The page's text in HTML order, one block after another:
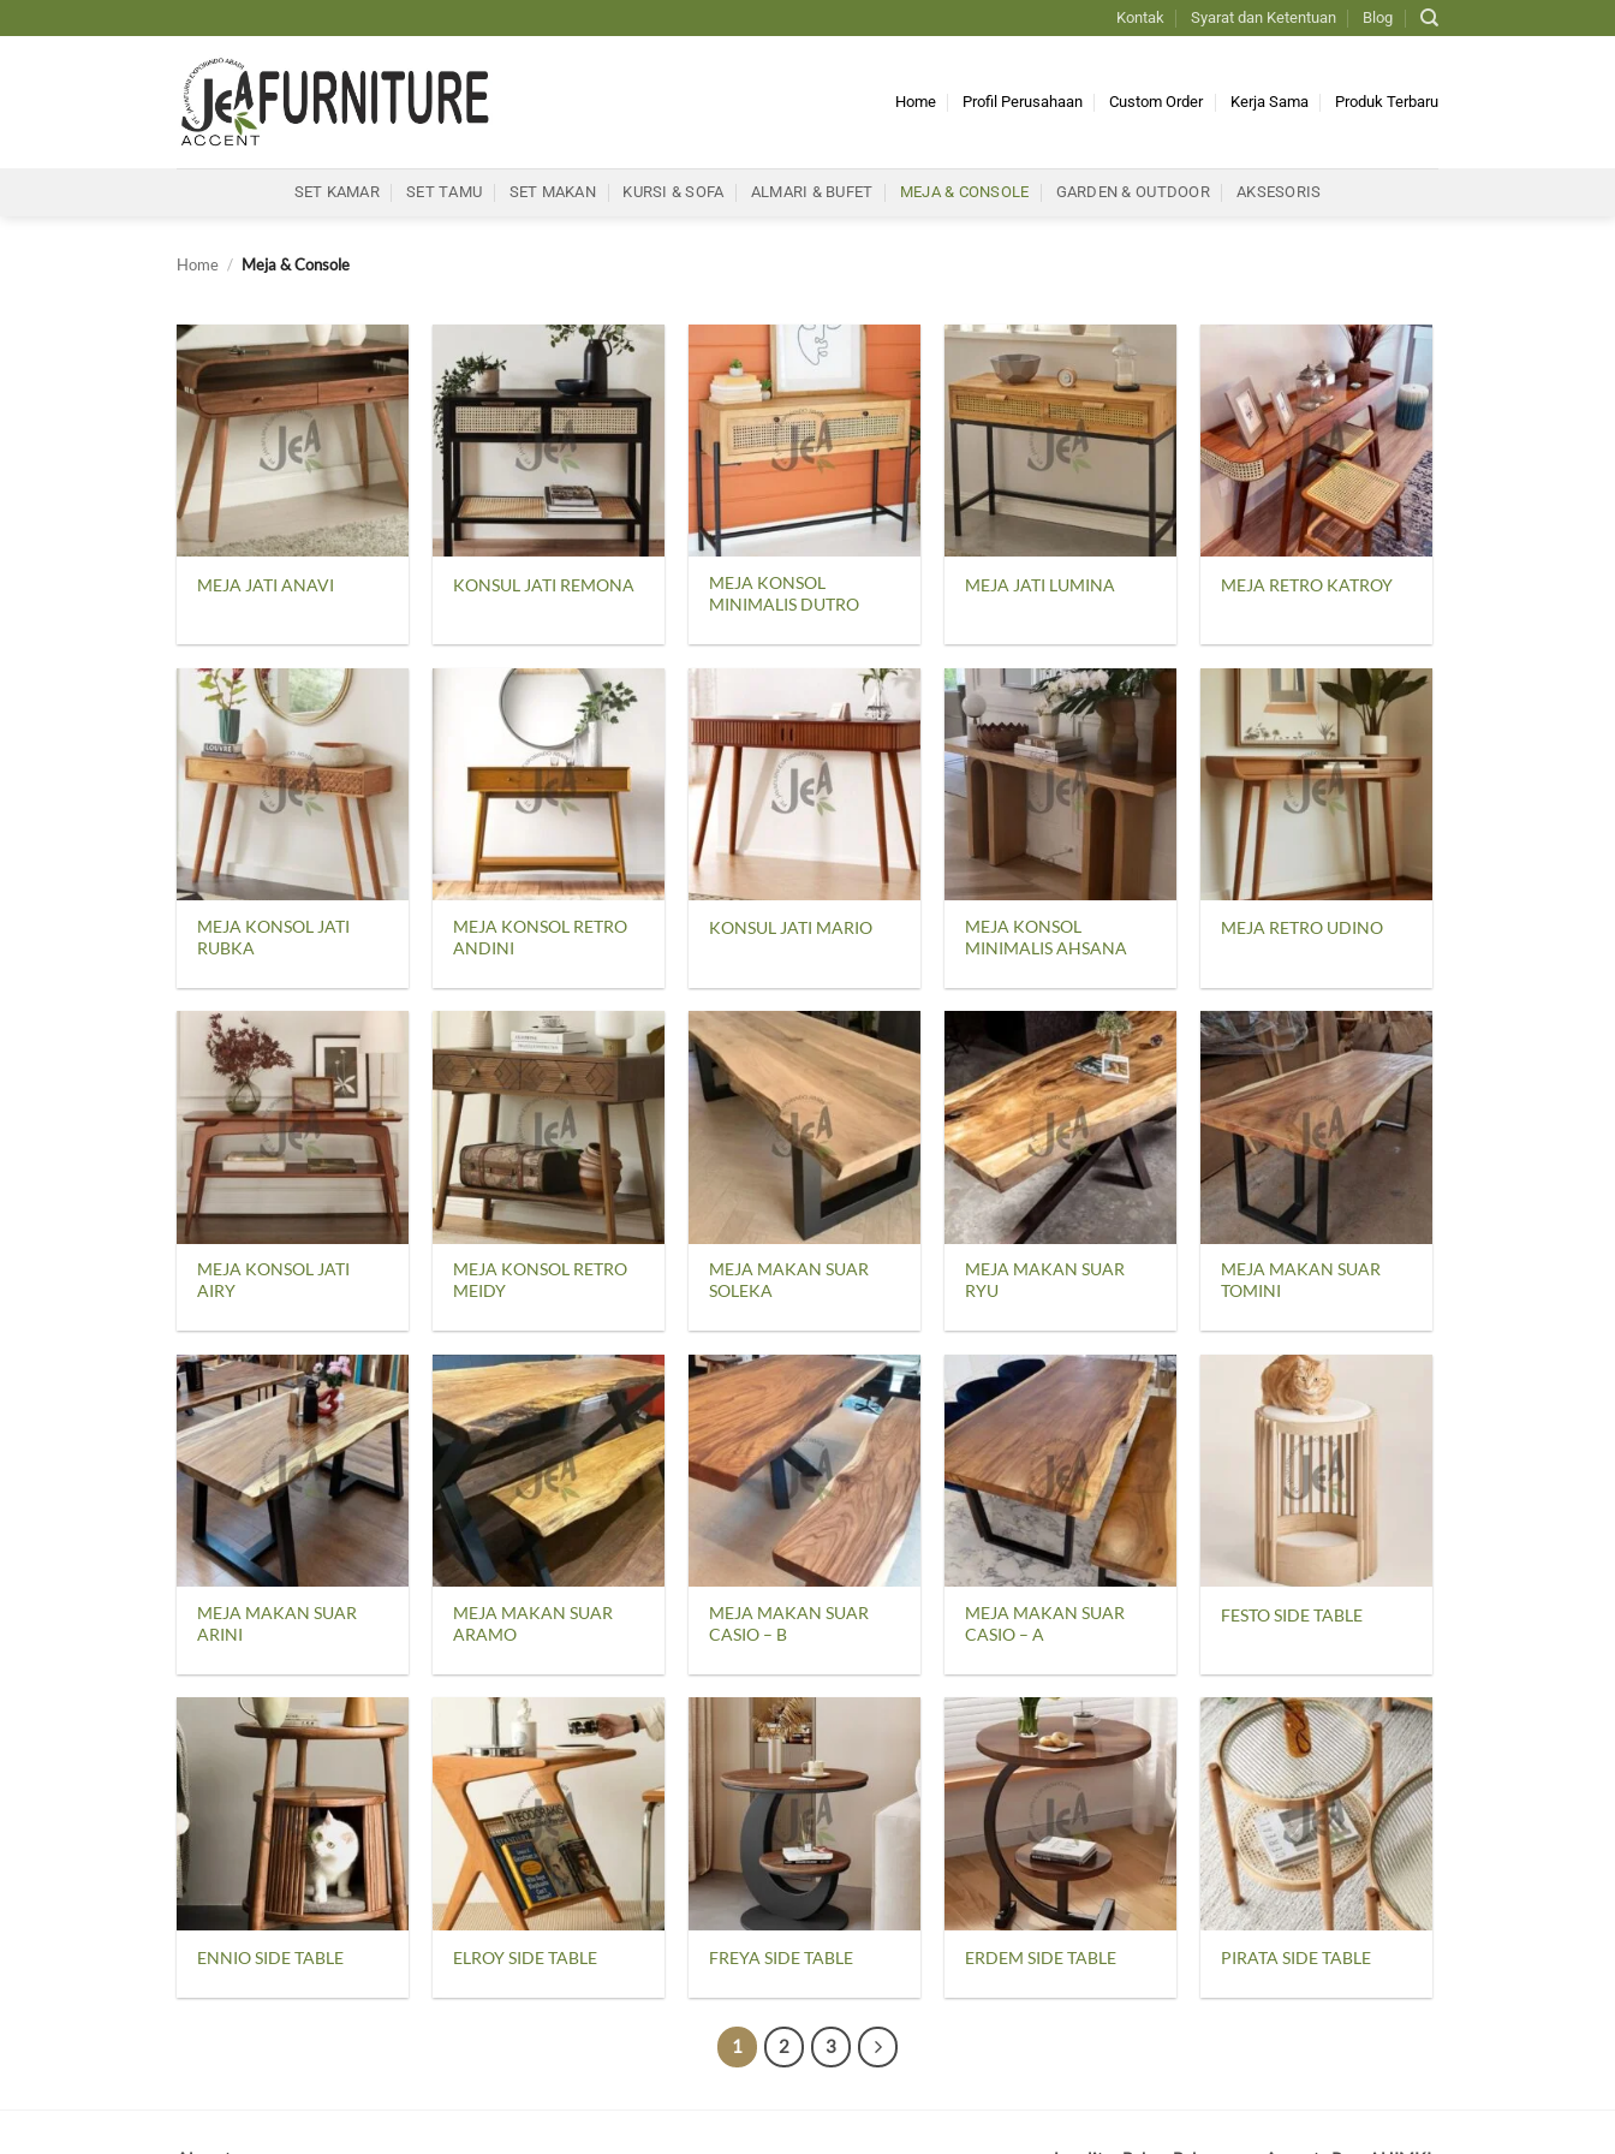
to
Kontak Syarat dan Ketentuan Blog
Home Profil Perusahaan Custom Order Kerja Sama Produk Terbaru
SET KAMAR SET TAMU SET MAKAN KURSI & SOFA ALMARI & BUFET MEJA & CONSOLE GARDEN & OUTDOOR AKSESORIS
Home / Meja & Console
MEJA JATI ANAVI KONSUL JATI REMONA
MEJA KONSOL
MINIMALIS DUTRO
MEJA JATI LUMINA MEJA RETRO KATROY
MEJA KONSOL JATI
RUBKA
MEJA KONSOL RETRO
ANDINI
KONSUL JATI MARIO
MEJA KONSOL
MINIMALIS AHSANA
MEJA RETRO UDINO
MEJA KONSOL JATI
AIRY
MEJA KONSOL RETRO
MEIDY
MEJA MAKAN SUAR
SOLEKA
MEJA MAKAN SUAR
RYU
MEJA MAKAN SUAR
TOMINI
MEJA MAKAN SUAR
ARINI
MEJA MAKAN SUAR
ARAMO
MEJA MAKAN SUAR
CASIO – B
MEJA MAKAN SUAR
CASIO – A
FESTO SIDE TABLE
ENNIO SIDE TABLE ELROY SIDE TABLE FREYA SIDE TABLE ERDEM SIDE TABLE PIRATA SIDE TABLE
1 2 3